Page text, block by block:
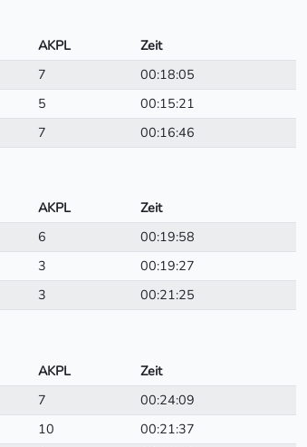
AKPL
Zeit
7
00:18:05
5
00:15:21
7 00:16:46
AKPL
Zeit
6
00:19:58
3
00:19:27
3 00:21:25
AKPL
Zeit
7
00:24:09
10
00:21:37